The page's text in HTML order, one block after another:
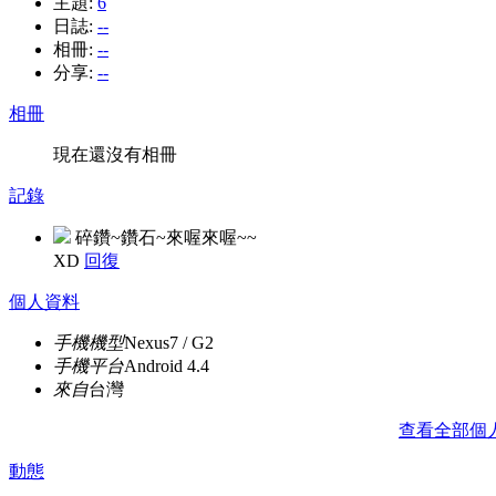
日誌: --
相冊: --
分享: --
相冊
現在還沒有相冊
記錄
碎鑽~鑽石~來喔來喔~~
XD 回復
個人資料
手機機型Nexus7 / G2
手機平台Android 4.4
來自台灣
查看全部個
動態